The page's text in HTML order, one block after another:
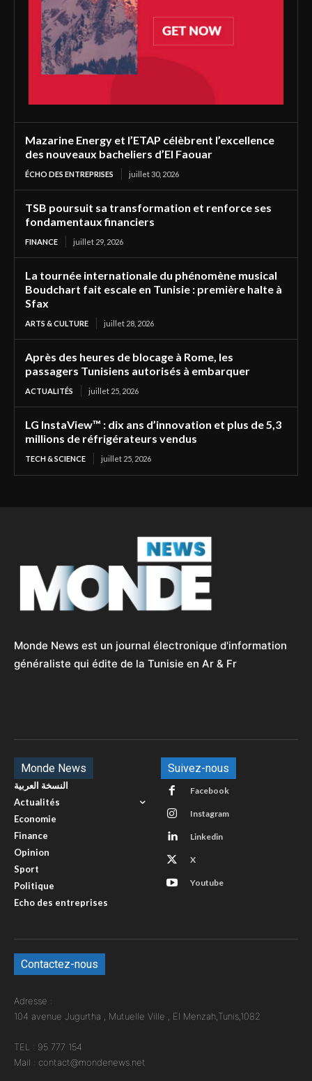
Mazarine Energy et l’ETAP célèbrent l’excellence
des nouveaux bacheliers d’El Faouar
ÉCHO DES ENTREPRISES juillet 30, 2026
TSB poursuit sa transformation et renforce ses
fondamentaux financiers
FINANCE juillet 29, 2026
La tournée internationale du phénomène musical
Boudchart fait escale en Tunisie : première halte à
Sfax
ARTS & CULTURE juillet 28, 2026
Après des heures de blocage à Rome, les
passagers Tunisiens autorisés à embarquer
ACTUALITÉS juillet 25, 2026
LG InstaView™ : dix ans d’innovation et plus de 5,3
millions de réfrigérateurs vendus
TECH & SCIENCE juillet 25, 2026
Monde News est un journal électronique d'information
généraliste qui édite de la Tunisie en Ar & Fr
Monde News
النسخة العربية
Actualités
Economie
Finance
Opinion
Sport
Politique
Echo des entreprises
Suivez-nous
Facebook
Instagram
Linkedin
X
Youtube
Contactez-nous
Adresse :
104 avenue Jugurtha , Mutuelle Ville , El Menzah,Tunis,1082
TEL : 95 777 154
Mail : contact@mondenews.net